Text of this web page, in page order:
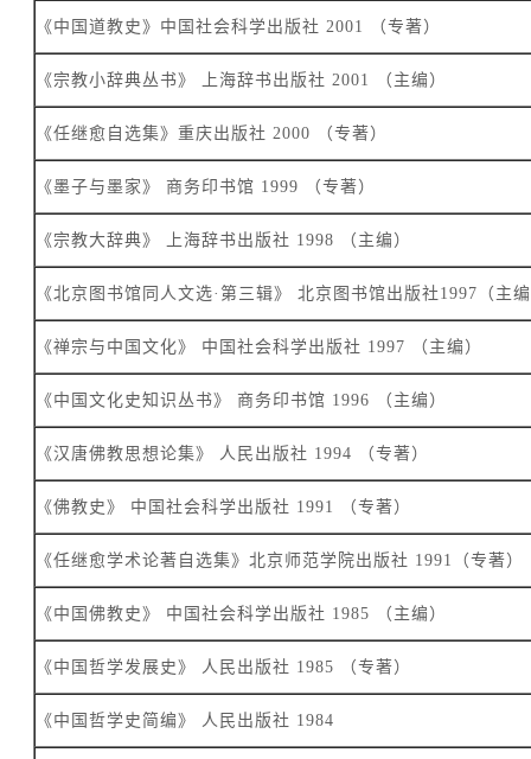
《中国道教史》中国社会科学出版社 2001 （专著）
《宗教小辞典丛书》 上海辞书出版社 2001 （主编）
《任继愈自选集》重庆出版社 2000 （专著）
《墨子与墨家》 商务印书馆 1999 （专著）
《宗教大辞典》 上海辞书出版社 1998 （主编）
《北京图书馆同人文选·第三辑》 北京图书馆出版社1997（主
《禅宗与中国文化》 中国社会科学出版社 1997 （主编）
《中国文化史知识丛书》 商务印书馆 1996 （主编）
《汉唐佛教思想论集》 人民出版社 1994 （专著）
《佛教史》 中国社会科学出版社 1991 （专著）
《任继愈学术论著自选集》北京师范学院出版社 1991（专著）
《中国佛教史》 中国社会科学出版社 1985 （主编）
《中国哲学发展史》 人民出版社 1985 （专著）
《中国哲学史简编》 人民出版社 1984